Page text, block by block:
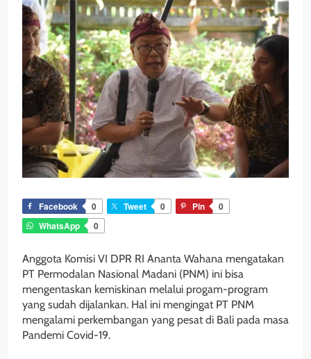
Facebook 0 Tweet 0 Pin
0
WhatsApp
0
Anggota Komisi VI DPR RI Ananta Wahana mengatakan
PT Permodalan Nasional Madani (PNM) ini bisa
mengentaskan kemiskinan melalui progam-program
yang sudah dijalankan. Hal ini mengingat PT PNM
mengalami perkembangan yang pesat di Bali pada masa
Pandemi Covid-19.